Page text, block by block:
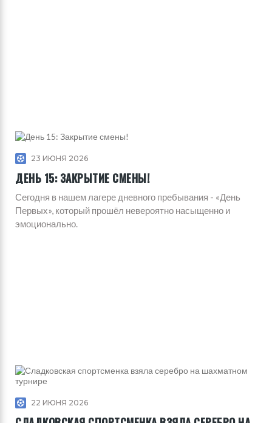
23 ИЮНЯ 2026
ДЕНЬ 15: ЗАКРЫТИЕ СМЕНЫ!
Сегодня в нашем лагере дневного пребывания - «День
Первых», который прошёл невероятно насыщенно и
эмоционально.
22 ИЮНЯ 2026